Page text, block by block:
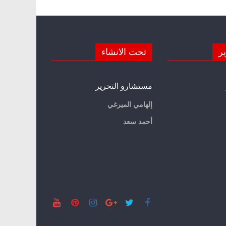
تحت الانشاء
مستشارو التحرير
إلهامي الميرغي
أحمد سعد